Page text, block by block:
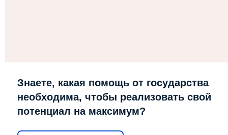
Знаете, какая помощь от государства
необходима, чтобы реализовать свой
потенциал на максимум?